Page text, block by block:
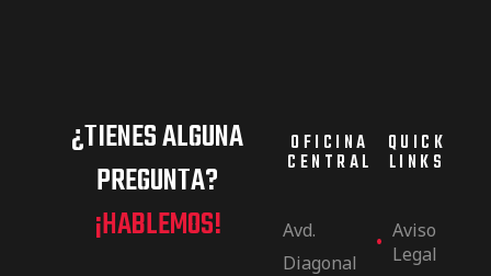
¿TIENES ALGUNA
PREGUNTA?
¡HABLEMOS!
OFICINA
CENTRAL
Avd.
Diagonal
QUICK
LINKS
Aviso
Legal